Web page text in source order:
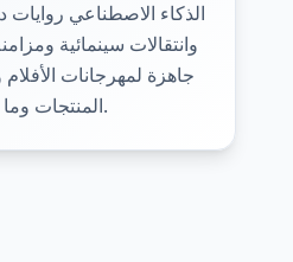
الذكاء الاصطناعي روايات
وانتقالات سينمائية
جاهزة لمهرجانات
المنتجات وما هو أبعد.